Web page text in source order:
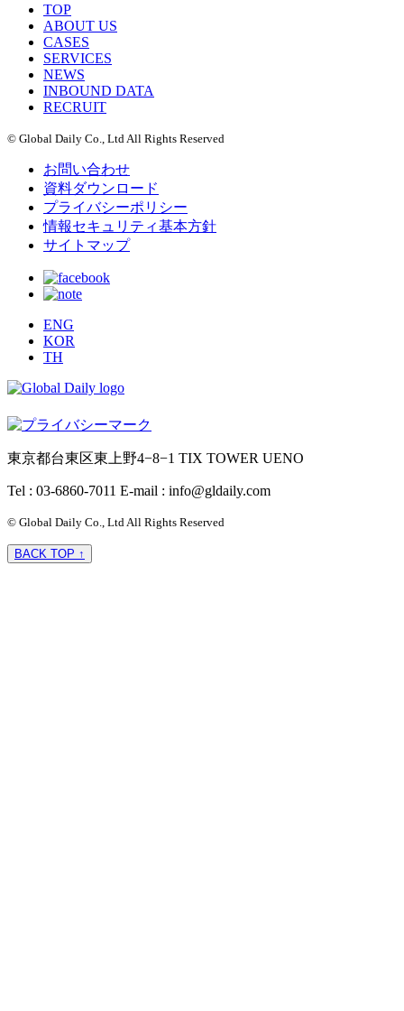
TOP
ABOUT US
CASES
SERVICES
NEWS
INBOUND DATA
RECRUIT
© Global Daily Co., Ltd All Rights Reserved
お問い合わせ
資料ダウンロード
プライバシーポリシー
情報セキュリティ基本方針
サイトマップ
ENG
KOR
TH
東京都台東区東上野4−8−1 TIX TOWER UENO
Tel : 03-6860-7011 E-mail : info@gldaily.com
© Global Daily Co., Ltd All Rights Reserved
BACK TOP ↑